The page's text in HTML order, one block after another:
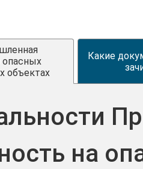
опасных
объектах
Какие
на